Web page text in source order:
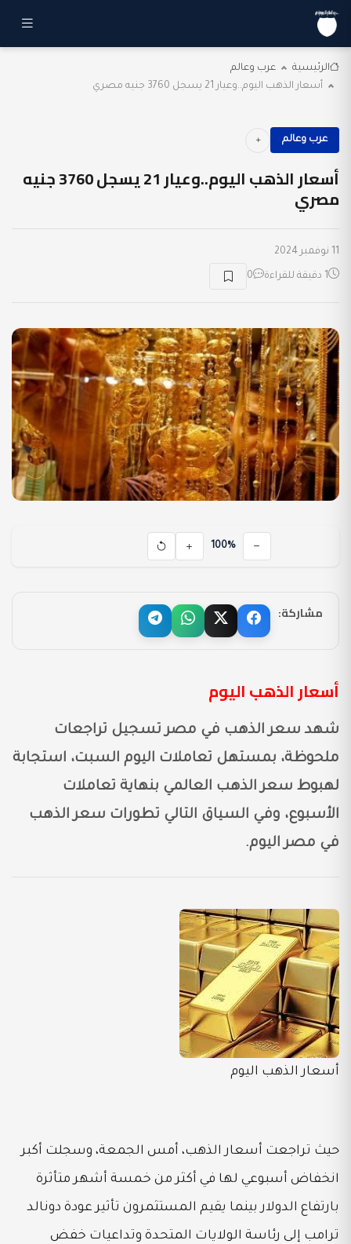
الرئيسية
عرب وعالم
أسعار الذهب اليوم..وعيار 21 يسجل 3760 جنيه مصري
عرب وعالم
أسعار الذهب اليوم..وعيار 21 يسجل 3760 جنيه
مصري
11 نوفمبر 2024
1 دقيقة للقراءة 0
100%
مشاركة:
أسعار الذهب اليوم
شهد سعر الذهب في مصر تسجيل تراجعات
ملحوظة، بمستهل تعاملات اليوم السبت، استجابة
لهبوط سعر الذهب العالمي بنهاية تعاملات
الأسبوع، وفي السياق التالي تطورات سعر الذهب
في مصر اليوم.
أسعار الذهب اليوم
حيث تراجعت أسعار الذهب، أمس الجمعة، وسجلت أكبر
انخفاض أسبوعي لها في أكثر من خمسة أشهر متأثرة
بارتفاع الدولار بينما يقيم المستثمرون تأثير عودة دونالد
ترامب إلى رئاسة الولايات المتحدة وتداعيات خفض